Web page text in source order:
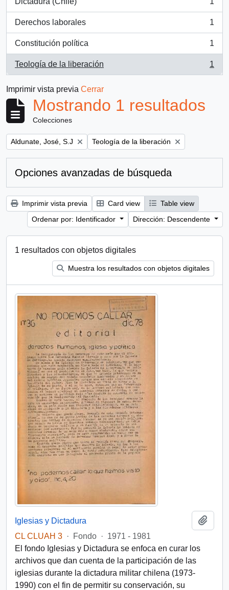
, 1 resultados
Derechos laborales
, 1 resultados
1
Constitución política
, 1 resultados
1
Teología de la liberación
, 1 resultados
1
Imprimir vista previa Cerrar
Mostrando 1 resultados
Colecciones
Remove filter:
Aldunate, José, S.J Remove filter:
Teología de la liberación
Opciones avanzadas de búsqueda
Imprimir vista previa Card view
Table view
Ordenar por: Identificador
Dirección: Descendente
1 resultados con objetos digitales
Muestra los resultados con objetos digitales
Iglesias y Dictadura
CL CLUAH 3 · Fondo · 1971 - 1981
El fondo Iglesias y Dictadura se enfoca en curar los
archivos que dan cuenta de la participación de las
iglesias durante la dictadura militar chilena (1973-
1990) con el fin de permitir su conservación, su